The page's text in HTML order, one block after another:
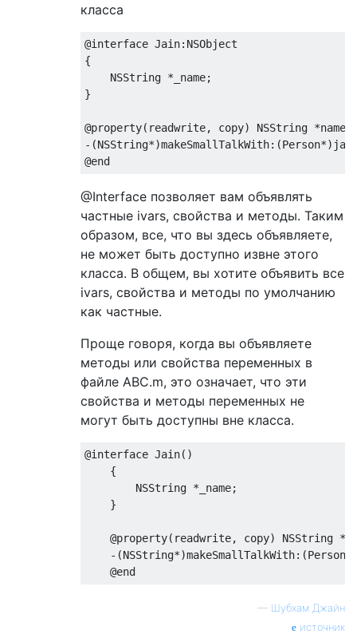
класса
@interface Jain: NSObject
{
NSString *_name;
}
@property( readwrite, copy) NSString *name;
-(NSString
@end
@Interface позволяет вам объявлять
частные ivars, свойства и методы. Таким
образом, все, что вы здесь объявляете,
не может быть доступно извне этого
класса. В общем, вы хотите объявить все
ivars, свойства и методы по умолчанию
как частные.
Проще говоря, когда вы объявляете
методы или свойства переменных в
файле ABC.m, это означает, что эти
свойства и методы переменных не
могут быть доступны вне класса.
@interface Jain()
    {
NSString *_name;
    }
@property( readwrite, copy) NSString
    -(
NSString
@end
— Шубхам Джайн
источник